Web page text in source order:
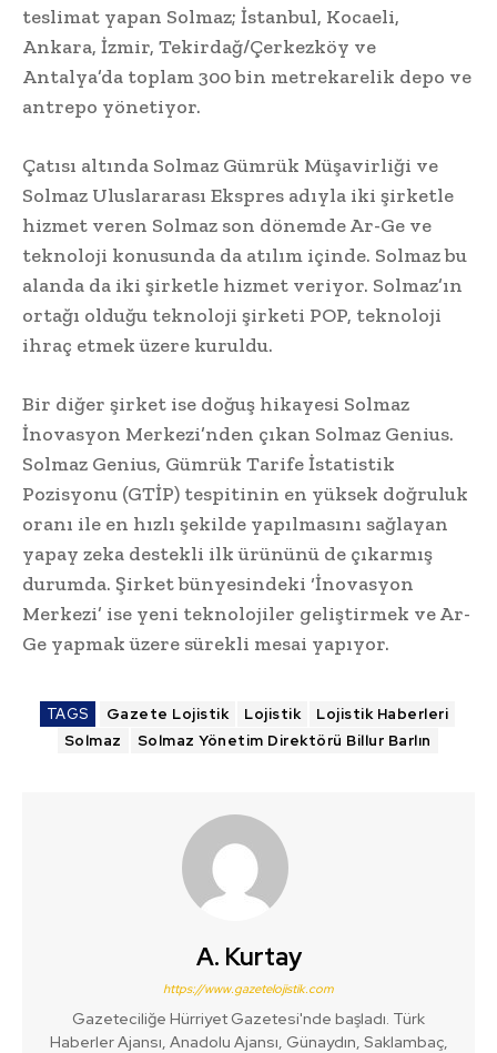
teslimat yapan Solmaz; İstanbul, Kocaeli,
Ankara, İzmir, Tekirdağ/Çerkezköy ve
Antalya’da toplam 300 bin metrekarelik depo ve
antrepo yönetiyor.
Çatısı altında Solmaz Gümrük Müşavirliği ve
Solmaz Uluslararası Ekspres adıyla iki şirketle
hizmet veren Solmaz son dönemde Ar-Ge ve
teknoloji konusunda da atılım içinde. Solmaz bu
alanda da iki şirketle hizmet veriyor. Solmaz’ın
ortağı olduğu teknoloji şirketi POP, teknoloji
ihraç etmek üzere kuruldu.
Bir diğer şirket ise doğuş hikayesi Solmaz
İnovasyon Merkezi’nden çıkan Solmaz Genius.
Solmaz Genius, Gümrük Tarife İstatistik
Pozisyonu (GTİP) tespitinin en yüksek doğruluk
oranı ile en hızlı şekilde yapılmasını sağlayan
yapay zeka destekli ilk ürününü de çıkarmış
durumda. Şirket bünyesindeki ‘İnovasyon
Merkezi’ ise yeni teknolojiler geliştirmek ve Ar-
Ge yapmak üzere sürekli mesai yapıyor.
TAGS Gazete Lojistik Lojistik
Lojistik Haberleri
Solmaz
Solmaz Yönetim Direktörü Billur Barlın
A. Kurtay
https://www.gazetelojistik.com
Gazeteciliğe Hürriyet Gazetesi'nde başladı. Türk
Haberler Ajansı, Anadolu Ajansı, Günaydın, Saklambaç,